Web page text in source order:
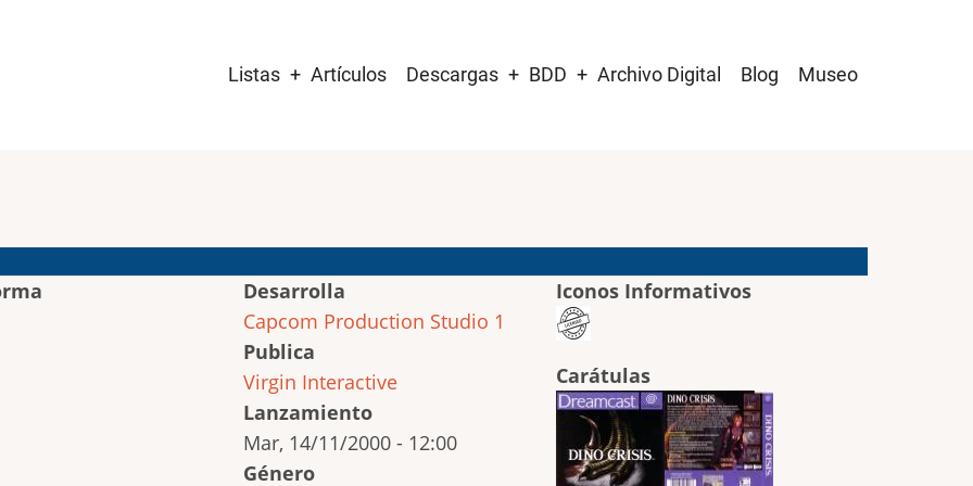
navigation
Listas Artículos Descargas BDD Archivo Digital Blog Museo
Desarrolla
Capcom Production Studio 1
Publica
Virgin Interactive
Lanzamiento
Mar, 14/11/2000 - 12:00
Género
Iconos Informativos
Carátulas